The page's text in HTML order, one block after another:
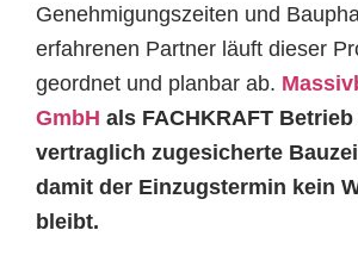
Genehmigungszeiten und
erfahrenen Partner läuft dieser
geordnet und planbar ab.
GmbH als FACHKRAFT
vertraglich zugesicherte
damit der Einzugstermin kein
bleibt.